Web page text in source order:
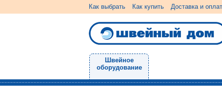
Как выбрать Как купить Доставка и
Швейное
оборудование